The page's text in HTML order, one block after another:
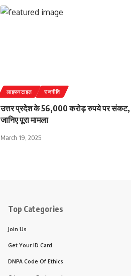
लाइफस्टाइल राजनीति
उत्तर प्रदेश के 56,000 करोड़ रुपये पर संकट,
जानिए पूरा मामला
March 19, 2025
Top Categories
Join Us
Get Your ID Card
DNPA Code Of Ethics